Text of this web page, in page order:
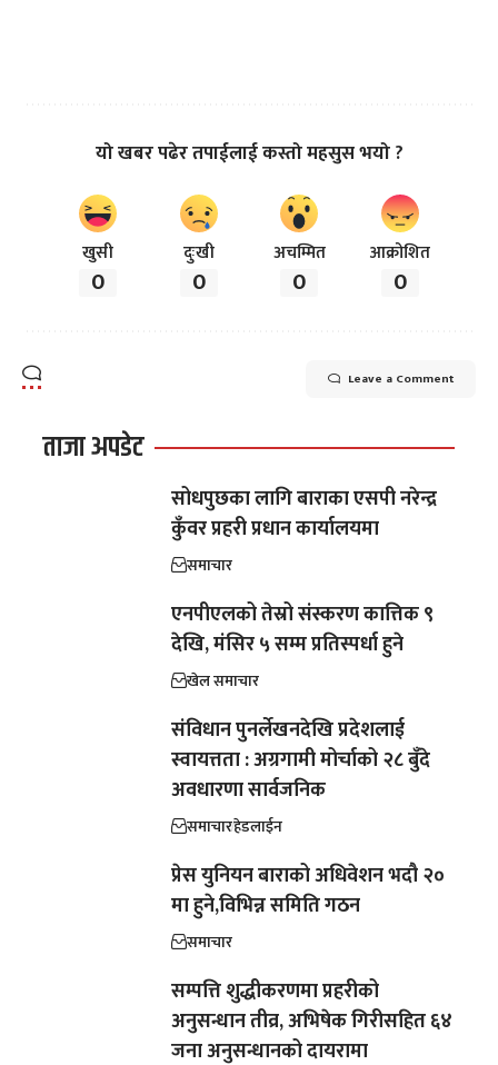
यो खबर पढेर तपाईलाई कस्तो महसुस भयो ?
खुसी
0
दुःखी
0
अचम्मित
0
आक्रोशित
0
Leave a Comment
ताजा अपडेट
सोधपुछका लागि बाराका एसपी नरेन्द्र
कुँवर प्रहरी प्रधान कार्यालयमा
समाचार
एनपीएलको तेस्रो संस्करण कात्तिक ९
देखि, मंसिर ५ सम्म प्रतिस्पर्धा हुने
खेल समाचार
संविधान पुनर्लेखनदेखि प्रदेशलाई
स्वायत्तता : अग्रगामी मोर्चाको २८ बुँदे
अवधारणा सार्वजनिक
समाचारहेडलाईन
प्रेस युनियन बाराको अधिवेशन भदौ २०
मा हुने,विभिन्न समिति गठन
समाचार
सम्पत्ति शुद्धीकरणमा प्रहरीको
अनुसन्धान तीव्र, अभिषेक गिरीसहित ६४
जना अनुसन्धानको दायरामा